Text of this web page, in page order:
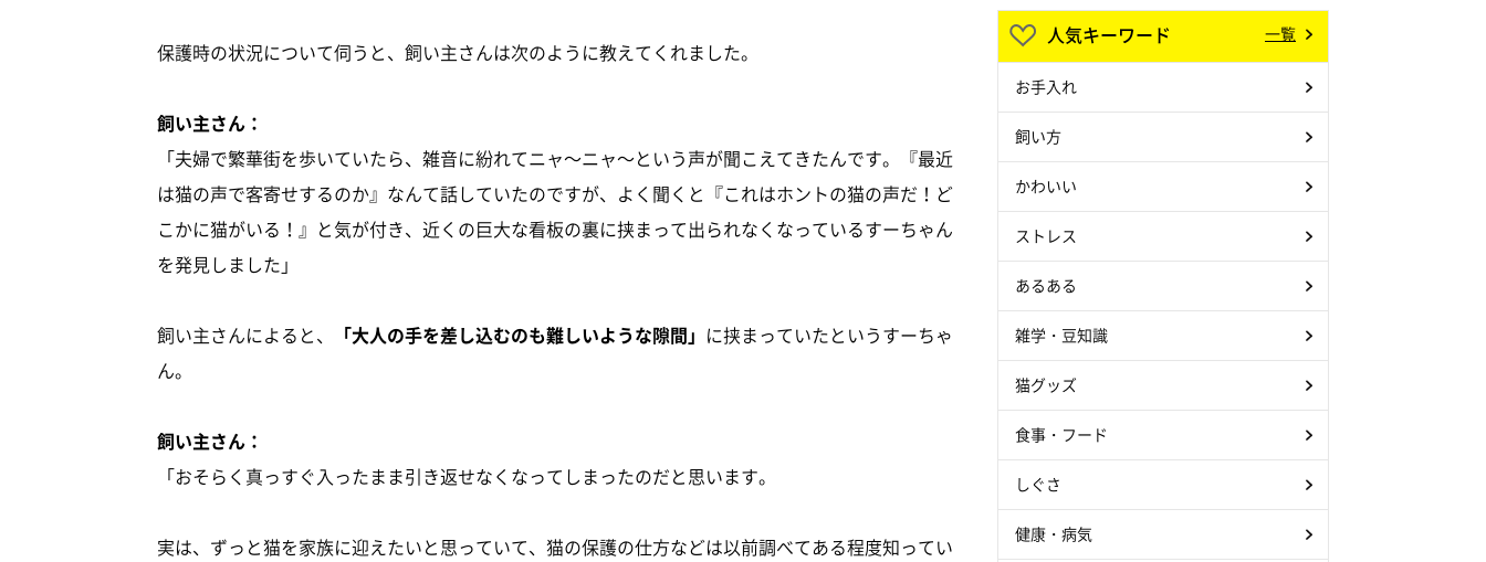
保護時の状況について伺うと、飼い主さんは次のように教えてくれました。
飼い主さん：
「夫婦で繁華街を歩いていたら、雑音に紛れてニャ～ニャ～という声が聞こえてきたんです。『最近
は猫の声で客寄せするのか』なんて話していたのですが、よく聞くと『これはホントの猫の声だ！ど
こかに猫がいる！』と気が付き、近くの巨大な看板の裏に挟まって出られなくなっているすーちゃん
を発見しました」
飼い主さんによると、 「大人の手を差し込むのも難しいような隙間」 に挟まっていたというすーちゃ
ん。
飼い主さん：
「おそらく真っすぐ入ったまま引き返せなくなってしまったのだと思います。
実は、ずっと猫を家族に迎えたいと思っていて、猫の保護の仕方などは以前調べてある程度知ってい
人気キーワード 一覧
お手入れ
飼い方
かわいい
ストレス
あるある
雑学・豆知識
猫グッズ
食事・フード
しぐさ
健康・病気